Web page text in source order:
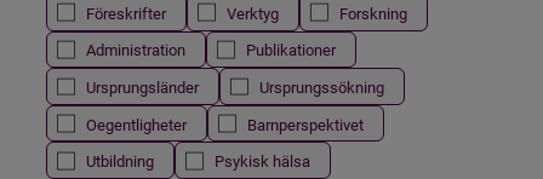
Föreskrifter
Verktyg
Forskning
Administration
Publikationer
Ursprungsländer
Ursprungssökning
Oegentligheter
Barnperspektivet
Utbildning
Psykisk hälsa